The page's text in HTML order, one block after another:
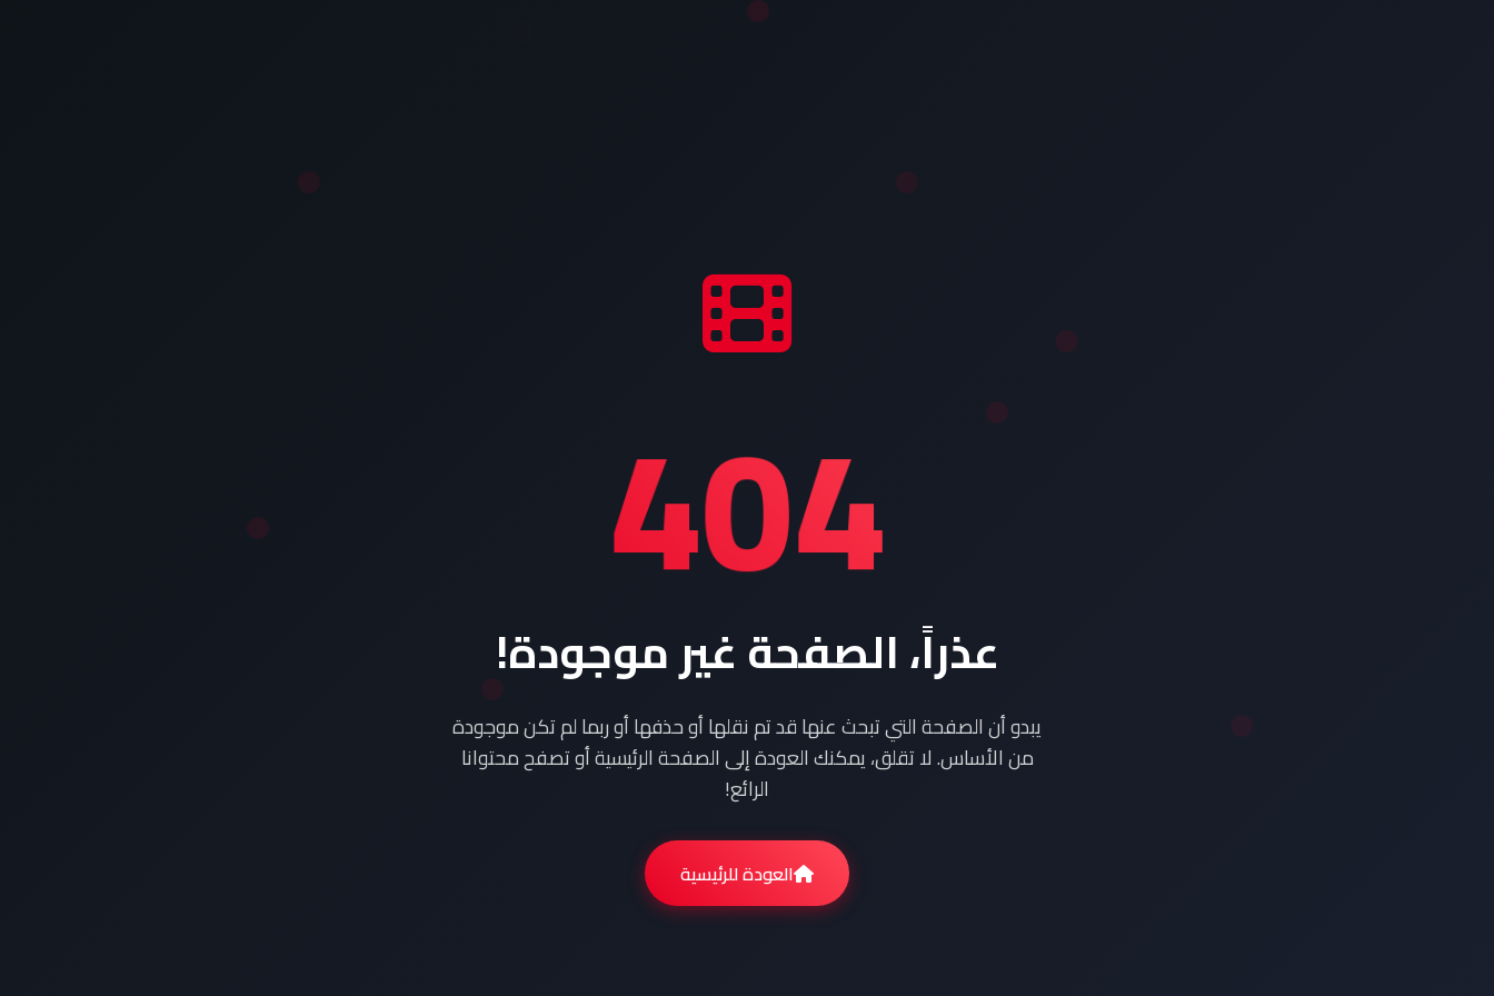
404
عذراً، الصفحة غير موجودة!
يبدو أن الصفحة التي تبحث عنها قد تم نقلها أو حذفها أو ربما لم تكن موجودة
من الأساس. لا تقلق، يمكنك العودة إلى الصفحة الرئيسية أو تصفح محتوانا
الرائع!
العودة للرئيسية